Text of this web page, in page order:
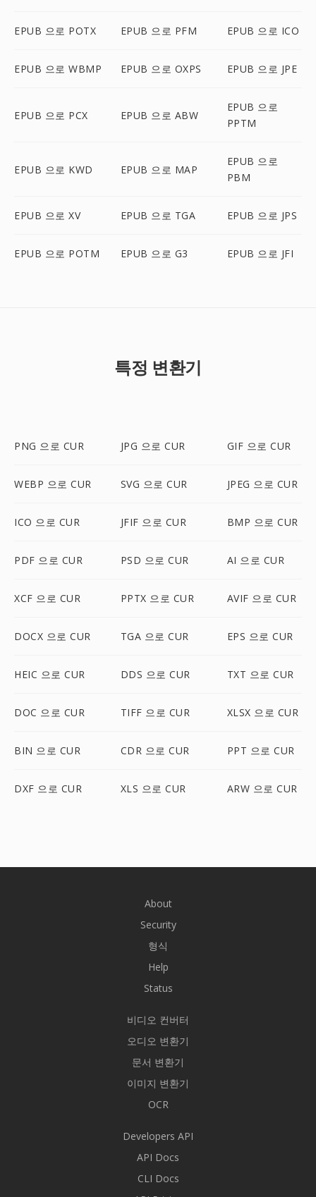
EPUB 으로 POTX EPUB 으로 PFM EPUB 으로 ICO
EPUB 으로 WBMP EPUB 으로 OXPS EPUB 으로 JPE
EPUB 으로 PCX EPUB 으로 ABW
EPUB 으로
PPTM
EPUB 으로 KWD EPUB 으로 MAP
EPUB 으로
PBM
EPUB 으로 XV EPUB 으로 TGA EPUB 으로 JPS
EPUB 으로 POTM EPUB 으로 G3 EPUB 으로 JFI
특정 변환기
PNG 으로 CUR JPG 으로 CUR GIF 으로 CUR
WEBP 으로 CUR SVG 으로 CUR JPEG 으로 CUR
ICO 으로 CUR JFIF 으로 CUR BMP 으로 CUR
PDF 으로 CUR PSD 으로 CUR AI 으로 CUR
XCF 으로 CUR PPTX 으로 CUR AVIF 으로 CUR
DOCX 으로 CUR TGA 으로 CUR EPS 으로 CUR
HEIC 으로 CUR DDS 으로 CUR TXT 으로 CUR
DOC 으로 CUR TIFF 으로 CUR XLSX 으로 CUR
BIN 으로 CUR CDR 으로 CUR PPT 으로 CUR
DXF 으로 CUR XLS 으로 CUR ARW 으로 CUR
About
Security
형식
Help
Status
비디오 컨버터
오디오 변환기
문서 변환기
이미지 변환기
OCR
Developers API
API Docs
CLI Docs